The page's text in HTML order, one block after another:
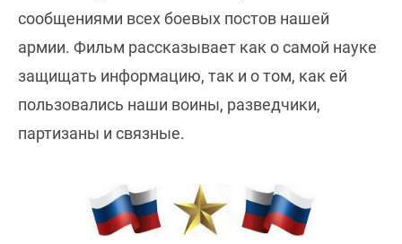
сообщениями всех боевых постов нашей
армии. Фильм рассказывает как о самой науке
защищать информацию, так и о том, как ей
пользовались наши воины, разведчики,
партизаны и связные.